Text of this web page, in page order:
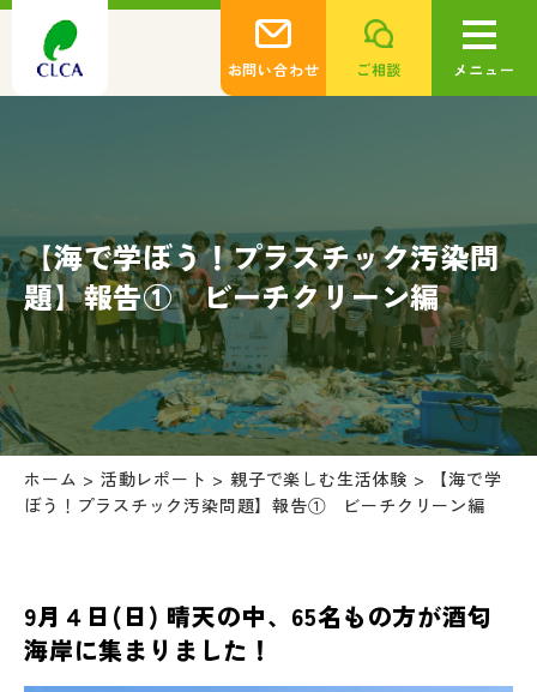
お問い合わせ ご相談 メニュー
【海で学ぼう！プラスチック汚染問
題】報告① ビーチクリーン編
ホーム > 活動レポート >親子で楽しむ生活体験 >
【海で学
ぼう！プラスチック汚染問題】報告① ビーチクリーン編
9月４日(日) 晴天の中、65名もの方が酒匂
海岸に集まりました！